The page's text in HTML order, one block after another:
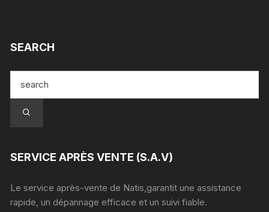
SEARCH
SERVICE APRÈS VENTE (S.A.V)
Le service après-vente de Natis,garantit une assistance
rapide, un dépannage efficace et un suivi fiable.